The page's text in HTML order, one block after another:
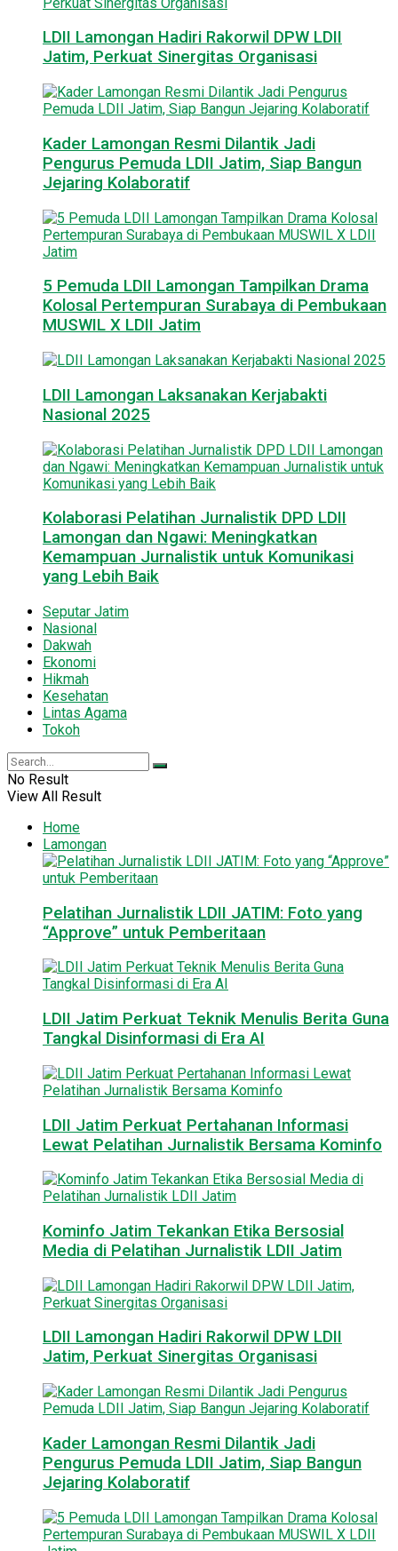
LDII Lamongan Hadiri Rakorwil DPW LDII
Jatim, Perkuat Sinergitas Organisasi
Kader Lamongan Resmi Dilantik Jadi
Pengurus Pemuda LDII Jatim, Siap Bangun
Jejaring Kolaboratif
5 Pemuda LDII Lamongan Tampilkan Drama
Kolosal Pertempuran Surabaya di Pembukaan
MUSWIL X LDII Jatim
LDII Lamongan Laksanakan Kerjabakti
Nasional 2025
Kolaborasi Pelatihan Jurnalistik DPD LDII
Lamongan dan Ngawi: Meningkatkan
Kemampuan Jurnalistik untuk Komunikasi
yang Lebih Baik
Seputar Jatim
Nasional
Dakwah
Ekonomi
Hikmah
Kesehatan
Lintas Agama
Tokoh
No Result
View All Result
Home
Lamongan
Pelatihan Jurnalistik LDII JATIM: Foto yang
“Approve” untuk Pemberitaan
LDII Jatim Perkuat Teknik Menulis Berita Guna
Tangkal Disinformasi di Era AI
LDII Jatim Perkuat Pertahanan Informasi
Lewat Pelatihan Jurnalistik Bersama Kominfo
Kominfo Jatim Tekankan Etika Bersosial
Media di Pelatihan Jurnalistik LDII Jatim
LDII Lamongan Hadiri Rakorwil DPW LDII
Jatim, Perkuat Sinergitas Organisasi
Kader Lamongan Resmi Dilantik Jadi
Pengurus Pemuda LDII Jatim, Siap Bangun
Jejaring Kolaboratif